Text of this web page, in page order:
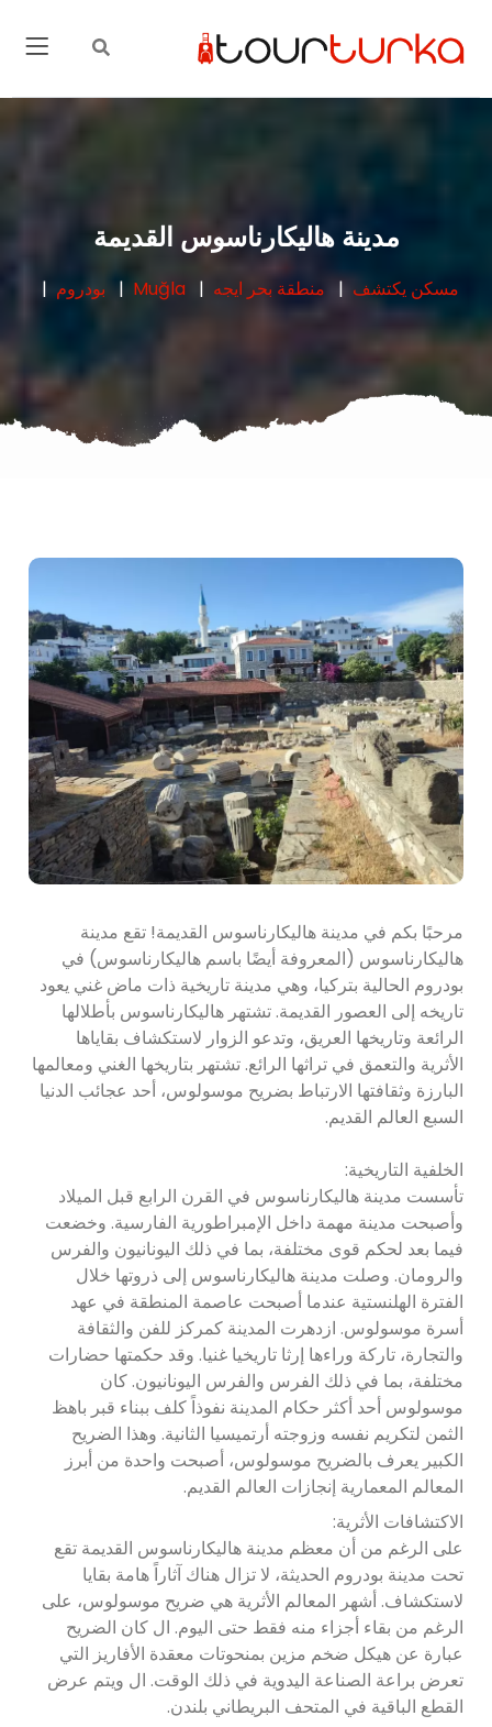
مدينة هاليكارناسوس القديمة
مسكن يكتشف منطقة بحر ايجه Muğla بودروم
مرحبًا بكم في مدينة هاليكارناسوس القديمة! تقع مدينة
هاليكارناسوس (المعروفة أيضًا باسم هاليكارناسوس) في
بودروم الحالية بتركيا، وهي مدينة تاريخية ذات ماض غني يعود
تاريخه إلى العصور القديمة. تشتهر هاليكارناسوس بأطلالها
الرائعة وتاريخها العريق، وتدعو الزوار لاستكشاف بقاياها
الأثرية والتعمق في تراثها الرائع. تشتهر بتاريخها الغني ومعالمها
البارزة وثقافتها الارتباط بضريح موسولوس، أحد عجائب الدنيا
السبع العالم القديم.
الخلفية التاريخية:
تأسست مدينة هاليكارناسوس في القرن الرابع قبل الميلاد
وأصبحت مدينة مهمة داخل الإمبراطورية الفارسية. وخضعت
فيما بعد لحكم قوى مختلفة، بما في ذلك اليونانيون والفرس
والرومان. وصلت مدينة هاليكارناسوس إلى ذروتها خلال
الفترة الهلنستية عندما أصبحت عاصمة المنطقة في عهد
أسرة موسولوس. ازدهرت المدينة كمركز للفن والثقافة
والتجارة، تاركة وراءها إرثا تاريخيا غنيا. وقد حكمتها حضارات
مختلفة، بما في ذلك الفرس والفرس اليونانيون. كان
موسولوس أحد أكثر حكام المدينة نفوذاً كلف ببناء قبر باهظ
الثمن لتكريم نفسه وزوجته أرتميسيا الثانية. وهذا الضريح
الكبير يعرف بالضريح موسولوس، أصبحت واحدة من أبرز
المعالم المعمارية إنجازات العالم القديم.
الاكتشافات الأثرية:
على الرغم من أن معظم مدينة هاليكارناسوس القديمة تقع
تحت مدينة بودروم الحديثة، لا تزال هناك آثاراً هامة بقايا
لاستكشاف. أشهر المعالم الأثرية هي ضريح موسولوس، على
الرغم من بقاء أجزاء منه فقط حتى اليوم. ال كان الضريح
عبارة عن هيكل ضخم مزين بمنحوتات معقدة الأفاريز التي
تعرض براعة الصناعة اليدوية في ذلك الوقت. ال ويتم عرض
القطع الباقية في المتحف البريطاني بلندن.